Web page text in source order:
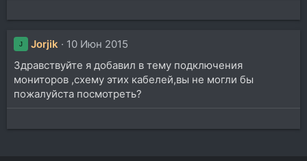
J Jorjik
10 Июн 2015
Здравствуйте я добавил в тему подключения
мониторов ,схему этих кабелей,вы не могли бы
пожалуйста посмотреть?